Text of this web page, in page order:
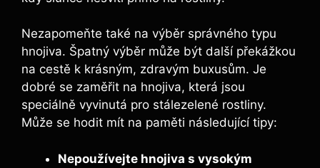
Nezapomeňte také na výběr správného typu​
hnojiva. Špatný výběr může být další ⁤překážkou
na ‌cestě k krásným, zdravým buxusům. Je
dobré se zaměřit na hnojiva, která jsou
speciálně vyvinutá pro stálezelené rostliny.
‍Může se hodit mít na paměti následující tipy:
Nepoužívejte hnojiva s vysokým